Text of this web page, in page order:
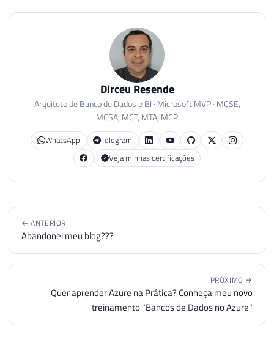
Dirceu Resende
Arquiteto de Banco de Dados e BI · Microsoft MVP · MCSE,
MCSA, MCT, MTA, MCP
WhatsApp
Telegram
Veja minhas certificações
← ANTERIOR
Abandonei meu blog???
PRÓXIMO →
Quer aprender Azure na Prática? Conheça meu novo
treinamento "Bancos de Dados no Azure"